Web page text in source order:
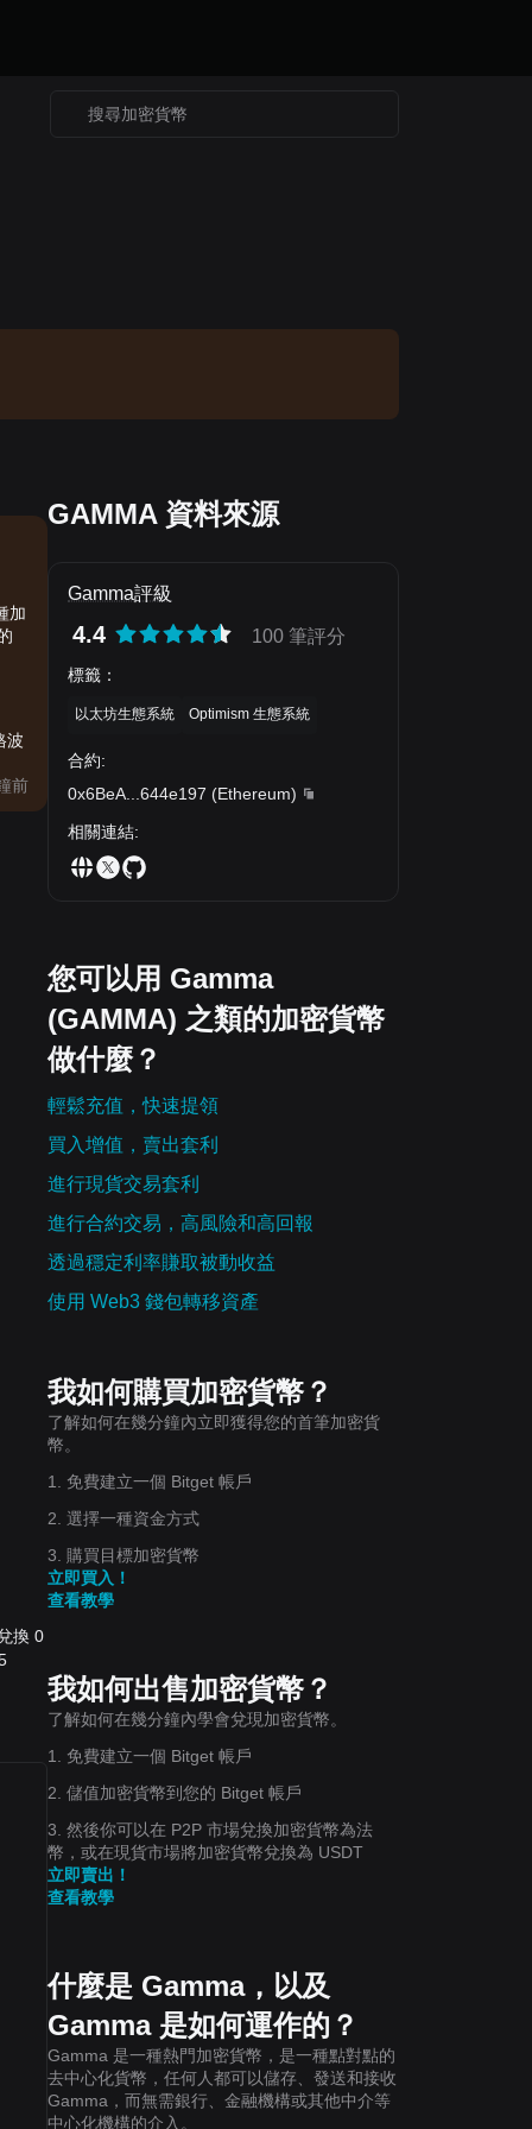
加
波
前
換 0
GAMMA 資料來源
Gamma評級
4.4 100 筆評分
標籤 ：
以太坊生態系統 Optimism 生態系統
合約:
0x6BeA
644e197 (Ethereum)
相關連結:
您可以用 Gamma
(GAMMA) 之類的加密貨幣
做什麼？
輕鬆充值，快速提領
買入增值，賣出套利
進行現貨交易套利
進行合約交易，高風險和高回報
透過穩定利率賺取被動收益
使用 Web3 錢包轉移資產
我如何購買加密貨幣？
了解如何在幾分鐘內立即獲得您的首筆加密貨
幣。
1. 免費建立一個 Bitget 帳戶
2. 選擇一種資金方式
3. 購買目標加密貨幣
立即買入！
查看教學
我如何出售加密貨幣？
了解如何在幾分鐘內學會兌現加密貨幣。
1. 免費建立一個 Bitget 帳戶
2. 儲值加密貨幣到您的 Bitget 帳戶
3. 然後你可以在 P2P 市場兌換加密貨幣為法
幣，或在現貨市場將加密貨幣兌換為 USDT
立即賣出！
查看教學
什麼是 Gamma，以及
Gamma 是如何運作的？
Gamma 是一種熱門加密貨幣，是一種點對點的
去中心化貨幣，任何人都可以儲存、發送和接收
Gamma，而無需銀行、金融機構或其他中介等
中心化機構的介入。